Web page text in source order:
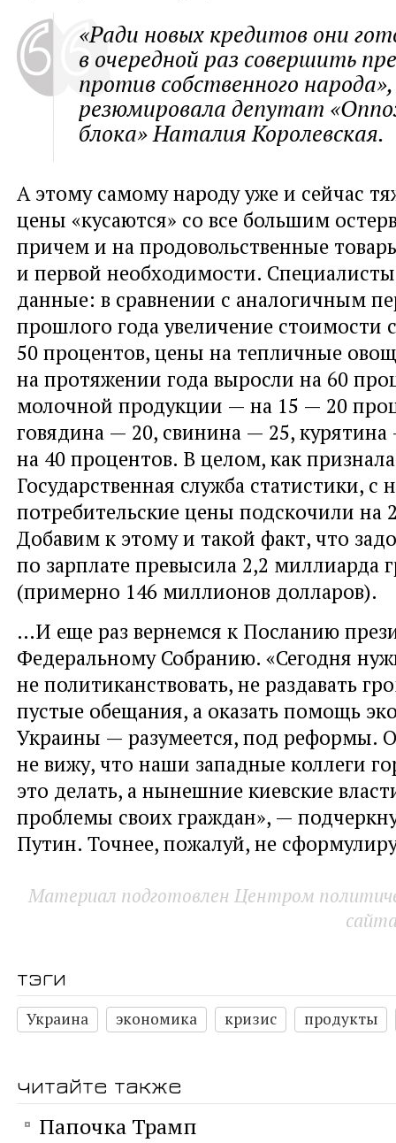
«Ради новых кредитов они
в очередной раз совершить
против собственного
резюмировала депутат
блока» Наталия Королевская.
А этому самому народу уже и сейчас
цены «кусаются» со все большим
причем и на продовольственные
и первой необходимости.
данные: в сравнении с аналогичным
прошлого года увеличение стоимости
50 процентов, цены на тепличные
на протяжении года выросли на 60
молочной продукции — на 15 — 20
говядина — 20, свинина — 25,
на 40 процентов. В целом, как признала
Государственная служба статистики, с
потребительские цены подскочили на
Добавим к этому и такой факт, что
по зарплате превысила 2,2 миллиарда
(примерно 146 миллионов долларов).
…И еще раз вернемся к Посланию
Федеральному Собранию. «Сегодня
не политиканствовать, не раздавать
пустые обещания, а оказать помощь
Украины — разумеется, под реформы.
не вижу, что наши западные коллеги
это делать, а нынешние киевские
проблемы своих граждан», —
Путин. Точнее, пожалуй, не
Материал подготовлен Центром
тэги
Украина экономика кризис продукты
читайте также
Папочка Трамп